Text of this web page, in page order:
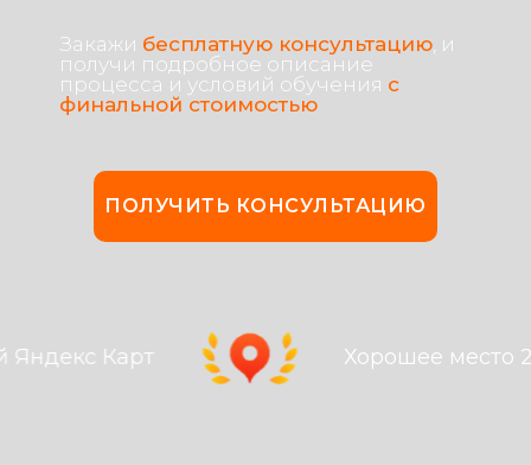
Закажи бесплатную консультацию, и
получи подробное описание
процесса и условий обучения с
финальной стоимостью
ПОЛУЧИТЬ КОНСУЛЬТАЦИЮ
Хорошее место 2026